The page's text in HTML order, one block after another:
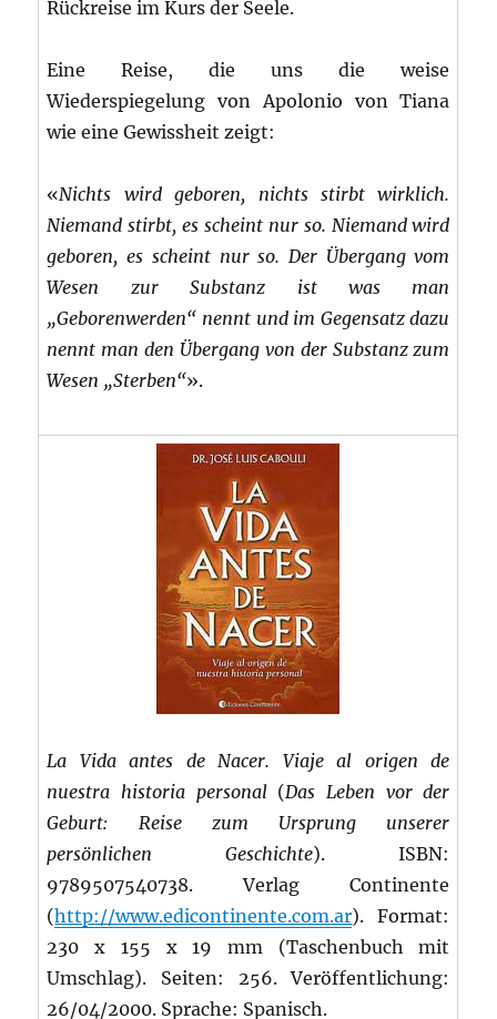
Rückreise im Kurs der Seele.
Eine Reise, die uns die weise
Wiederspiegelung von Apolonio von Tiana
wie eine Gewissheit zeigt:
«Nichts wird geboren, nichts stirbt wirklich.
Niemand stirbt, es scheint nur so. Niemand wird
geboren, es scheint nur so. Der Übergang vom
Wesen zur Substanz ist was man
„Geborenwerden“ nennt und im Gegensatz dazu
nennt man den Übergang von der Substanz zum
Wesen „Sterben“».
La Vida antes de Nacer. Viaje al origen de
nuestra historia personal(Das Leben vor der
Geburt: Reise zum Ursprung unserer
persönlichen Geschichte).
ISBN:
9789507540738. Verlag Continente
(http://www.edicontinente.com.ar). Format:
230 x 155 x 19 mm (Taschenbuch mit
Umschlag). Seiten: 256. Veröffentlichung:
26/04/2000. Sprache: Spanisch.